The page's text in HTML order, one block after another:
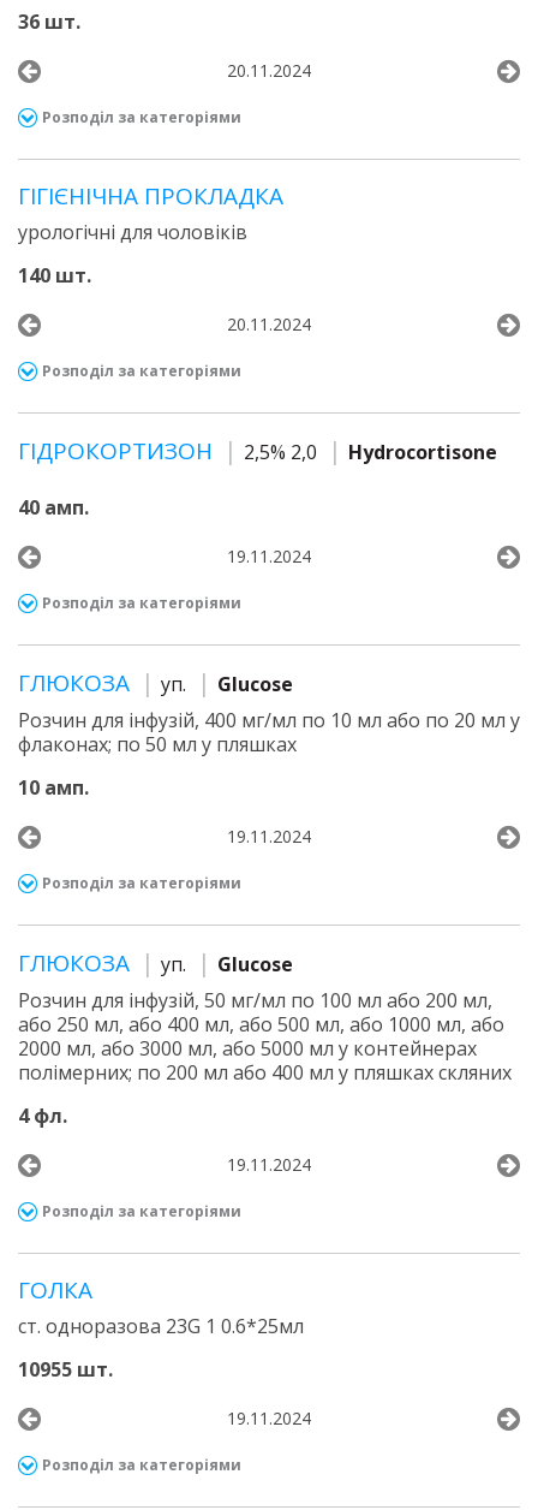
36 шт.
20.11.2024
Розподіл за категоріями
ГІГІЄНІЧНА ПРОКЛАДКА
урологічні для чоловіків
140 шт.
20.11.2024
Розподіл за категоріями
ГІДРОКОРТИЗОН 2,5% 2,0 Hydrocortisone
40 амп.
19.11.2024
Розподіл за категоріями
ГЛЮКОЗА уп.
Glucose
Розчин для інфузій, 400 мг/мл по 10 мл або по 20 мл у
флаконах; по 50 мл у пляшках
10 амп.
19.11.2024
Розподіл за категоріями
ГЛЮКОЗА уп.
Glucose
Розчин для інфузій, 50 мг/мл по 100 мл або 200 мл,
або 250 мл, або 400 мл, або 500 мл, або 1000 мл, або
2000 мл, або 3000 мл, або 5000 мл у контейнерах
полімерних; по 200 мл або 400 мл у пляшках скляних
4 фл.
19.11.2024
Розподіл за категоріями
ГОЛКА
ст. одноразова 23G 1 0.6*25мл
10955 шт.
19.11.2024
Розподіл за категоріями